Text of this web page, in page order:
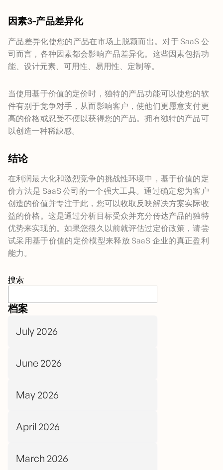
搜索
档案
July 2026
June 2026
May 2026
April 2026
March 2026
因素3-产品差异化
产品差异化使您的产品在市场上脱颖而出。对于 SaaS 公
司而言，各种因素都会影响产品差异化。这些因素包括功
能、设计元素、可用性、易用性、定制等。
当使用基于价值的定价时，独特的产品功能可以使您的软
件有别于竞争对手，从而影响客户，使他们更愿意支付更
高的价格或忍受不便以获得您的产品。拥有独特的产品可
以创造一种稀缺感。
结论
在利润最大化和激烈竞争的挑战性环境中，基于价值的定
价方法是 SaaS 公司的一个强大工具。通过确定您为客户
创造的价值并专注于此，您可以收取反映解决方案实际收
益的价格。这是通过分析目标受众并充分传达产品的独特
优势来实现的。如果您很久以前就评估过定价政策，请尝
试采用基于价值的定价模型来释放 SaaS 企业的真正盈利
能力。